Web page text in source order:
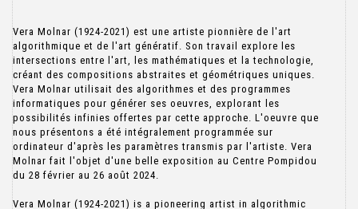
Vera Molnar (1924-2021) est une artiste pionnière de l'art
algorithmique et de l'art génératif. Son travail explore les
intersections entre l'art, les mathématiques et la technologie,
créant des compositions abstraites et géométriques uniques.
Vera Molnar utilisait des algorithmes et des programmes
informatiques pour générer ses oeuvres, explorant les
possibilités infinies offertes par cette approche. L'oeuvre que
nous présentons a été intégralement programmée sur
ordinateur d'après les paramètres transmis par l'artiste. Vera
Molnar fait l'objet d'une belle exposition au Centre Pompidou
du 28 février au 26 août 2024.
Vera Molnar (1924-2021) is a pioneering artist in algorithmic